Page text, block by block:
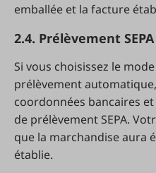
emballée et la facture
2.4. Prélèvement SEPA
Si vous choisissez le
prélèvement
coordonnées bancaires
de prélèvement SEPA.
que la marchandise aura
établie.